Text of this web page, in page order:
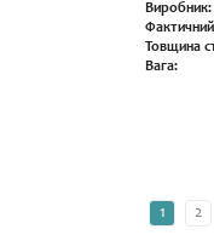
Виробник:
Товщина
Вага:
1 2